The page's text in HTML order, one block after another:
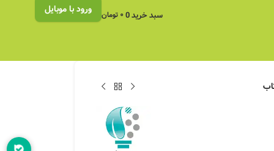
سبد خرید0۰ تومان ورود با موبایل